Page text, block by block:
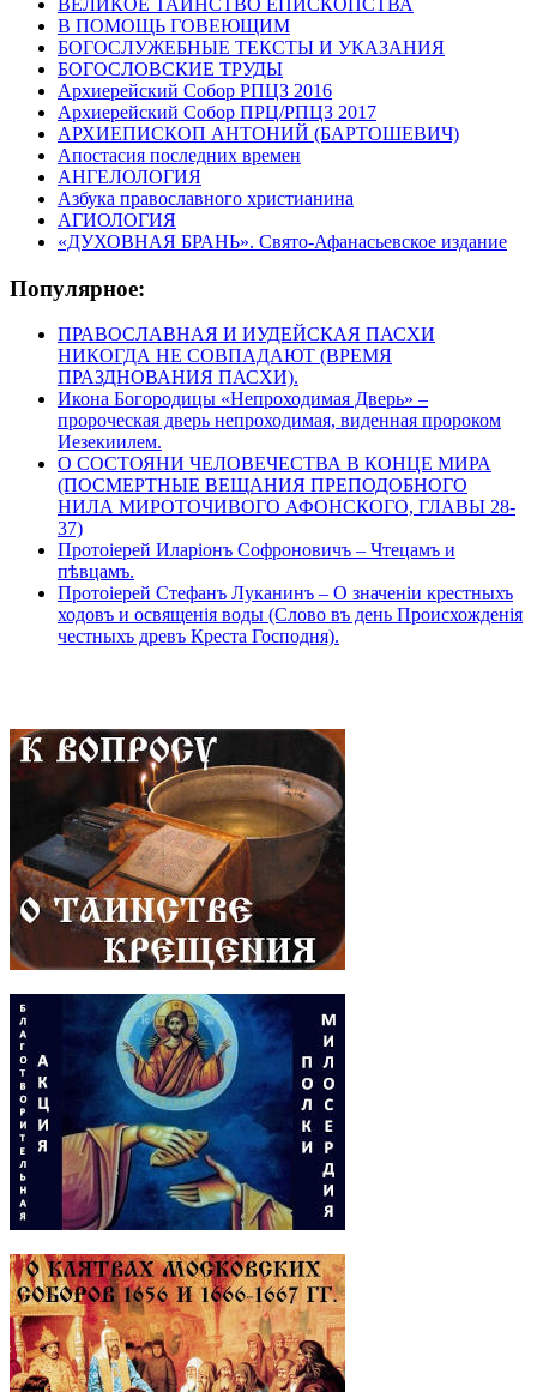
ВЕЛИКОЕ ТАИНСТВО ЕПИСКОПСТВА
В ПОМОЩЬ ГОВЕЮЩИМ
БОГОСЛУЖЕБНЫЕ ТЕКСТЫ И УКАЗАНИЯ
БОГОСЛОВСКИЕ ТРУДЫ
Архиерейский Собор РПЦЗ 2016
Архиерейский Собор ПРЦ/РПЦЗ 2017
АРХИЕПИСКОП АНТОНИЙ (БАРТОШЕВИЧ)
Апостасия последних времен
АНГЕЛОЛОГИЯ
Азбука православного христианина
АГИОЛОГИЯ
«ДУХОВНАЯ БРАНЬ». Свято-Афанасьевское издание
Популярное:
ПРАВОСЛАВНАЯ И ИУДЕЙСКАЯ ПАСХИ
НИКОГДА НЕ СОВПАДАЮТ (ВРЕМЯ
ПРАЗДНОВАНИЯ ПАСХИ).
Икона Богородицы «Непроходимая Дверь» –
пророческая дверь непроходимая, виденная пророком
Иезекиилем.
О СОСТОЯНИ ЧЕЛОВЕЧЕСТВА В КОНЦЕ МИРА
(ПОСМЕРТНЫЕ ВЕЩАНИЯ ПРЕПОДОБНОГО
НИЛА МИРОТОЧИВОГО АФОНСКОГО, ГЛАВЫ 28-
37)
Протоіерей Иларіонъ Софроновичъ – Чтецамъ и
пѣвцамъ.
Протоіерей Стефанъ Луканинъ – О значеніи крестныхъ
ходовъ и освященія воды (Слово въ день Происхожденія
честныхъ древъ Креста Господня).